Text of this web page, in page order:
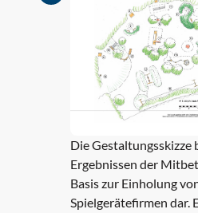
Die Gestaltungsskizze
Ergebnissen der
Basis zur Einholung
Spielgerätefirmen dar.